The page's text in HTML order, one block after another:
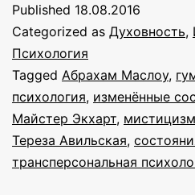
Published 18.08.2016
Categorized as Духовность,
Психология
Tagged Абрахам Маслоу,
психология, изменённые
Майстер Экхарт, мистицизм
Тереза Авильская,
трансперсональная